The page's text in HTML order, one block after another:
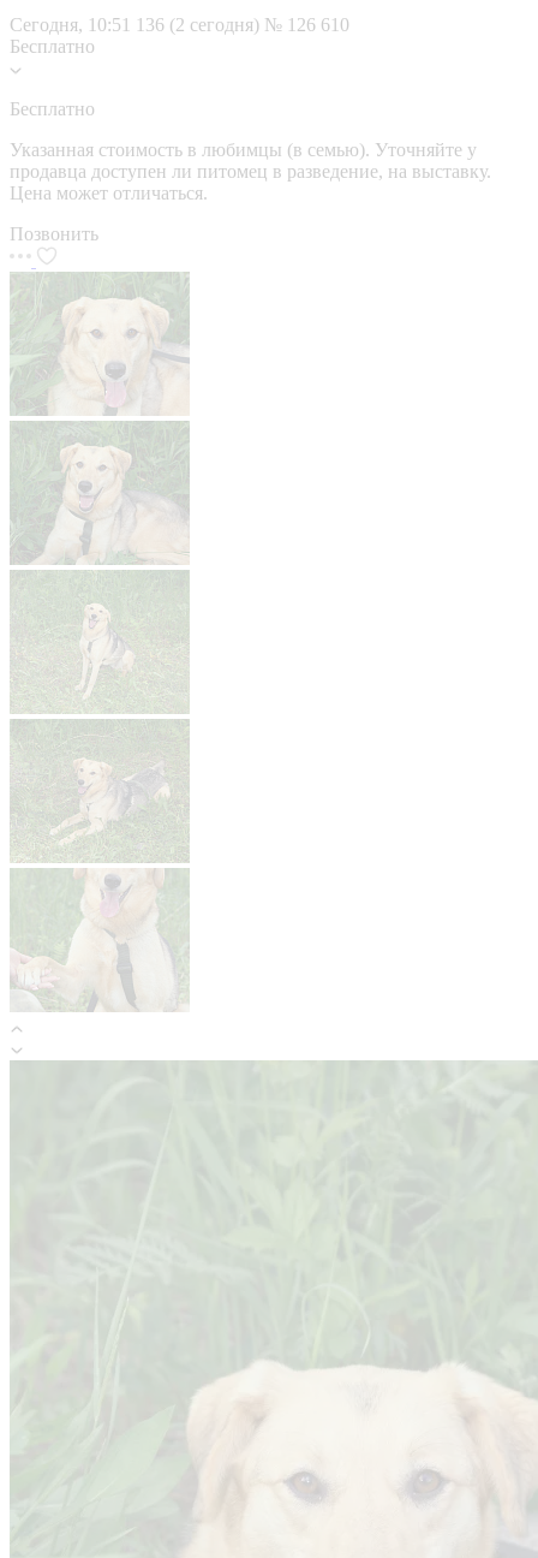
Сегодня, 10:51 136 (2 сегодня) № 126 610
Бесплатно
Бесплатно
Указанная стоимость в любимцы (в семью). Уточняйте у
продавца доступен ли питомец в разведение, на выставку.
Цена может отличаться.
Позвонить